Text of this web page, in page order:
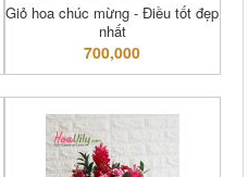
Giỏ hoa chúc mừng - Điều tốt đẹp
nhất
700,000